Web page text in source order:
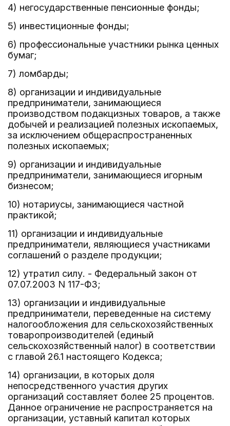
4) негосударственные пенсионные фонды;
5) инвестиционные фонды;
6) профессиональные участники рынка ценных
бумаг;
7) ломбарды;
8) организации и индивидуальные
предприниматели, занимающиеся
производством подакцизных товаров, а также
добычей и реализацией полезных ископаемых,
за исключением общераспространенных
полезных ископаемых;
9) организации и индивидуальные
предприниматели, занимающиеся игорным
бизнесом;
10) нотариусы, занимающиеся частной
практикой;
11) организации и индивидуальные
предприниматели, являющиеся участниками
соглашений о разделе продукции;
12) утратил силу. - Федеральный закон от
07.07.2003 N 117-ФЗ;
13) организации и индивидуальные
предприниматели, переведенные на систему
налогообложения для сельскохозяйственных
товаропроизводителей (единый
сельскохозяйственный налог) в соответствии
с главой 26.1 настоящего Кодекса;
14) организации, в которых доля
непосредственного участия других
организаций составляет более 25 процентов.
Данное ограничение не распространяется на
организации, уставный капитал которых